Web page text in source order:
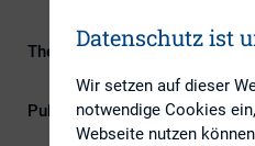
Themengebiete
ESG
Publikationsform
DIRK-
Datenschutz ist
Wir setzen auf dieser
notwendige Cookies
Webseite nutzen